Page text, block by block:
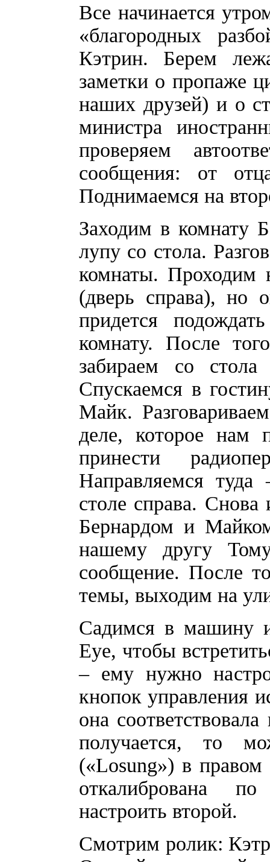
Все начинается
«благородных
Кэтрин. Берем
заметки о пропаже
наших друзей) и о
министра
проверяем
сообщения: от
Поднимаемся на
Заходим в комнату
лупу со стола.
комнаты. Проходим
(дверь справа), но
придется
комнату. После
забираем со
Спускаемся в
Майк.
деле, которое нам
принести
Направляемся
столе справа.
Бернардом и
нашему другу
сообщение. После
темы, выходим на
Садимся в машину
Eye, чтобы
– ему нужно
кнопок управления
она
получается, то
(«Losung») в правом
откалибрована
настроить второй.
Смотрим ролик: